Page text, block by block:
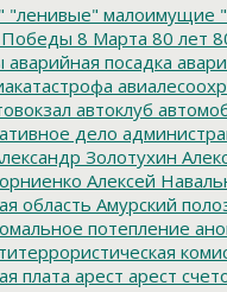
"ленивые" малоимущие
Победы 8 Марта 80 лет
аварийная посадка
автоклуб
дело
Золотухин
Алексей
область Амурский
потепление
плата арест арест